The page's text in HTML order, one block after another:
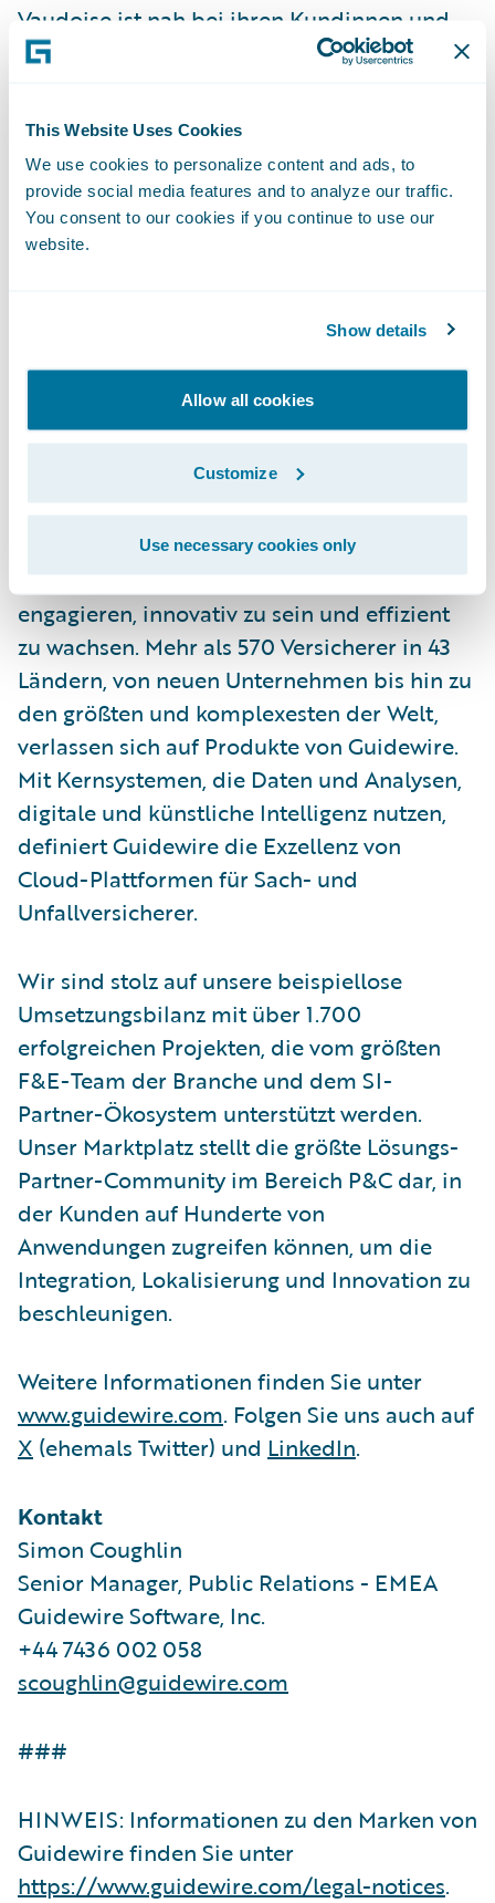
This Website Uses Cookies
We use cookies to personalize content and ads, to
provide social media features and to analyze our traffic.
You consent to our cookies if you continue to use our
website.
Show details
Allow all cookies
Customize
Use necessary cookies only
Vaudoise ist nah bei ihren Kundinnen und
Kunden, sowohl für die Beratung als auch
beschäftigt über 2 000 Mitarbeitende (VZÄ),
darunter sind rund 100 Lernende und
Personen in Ausbildung. Ganz im Sinne ihrer
genossenschaftlichen Wurzeln gibt die
Vaudoise ihren Kundinnen und Kunden
Prämienrückerstattungen weiter. In den
Versicherungen Holding AG sind an der SIX
Swiss Exchange kotiert (VAHN).
Über Guidewire Software
Guidewire ist die Plattform, der Sach- und
Unfallversicherer vertrauen, um sich zu
engagieren, innovativ zu sein und effizient
zu wachsen. Mehr als 570 Versicherer in 43
Ländern, von neuen Unternehmen bis hin zu
den größten und komplexesten der Welt,
verlassen sich auf Produkte von Guidewire.
Mit Kernsystemen, die Daten und Analysen,
digitale und künstliche Intelligenz nutzen,
definiert Guidewire die Exzellenz von
Cloud-Plattformen für Sach- und
Unfallversicherer.
Wir sind stolz auf unsere beispiellose
Umsetzungsbilanz mit über 1.700
erfolgreichen Projekten, die vom größten
F&E-Team der Branche und dem SI-
Partner-Ökosystem unterstützt werden.
Unser Marktplatz stellt die größte Lösungs-
Partner-Community im Bereich P&C dar, in
der Kunden auf Hunderte von
Anwendungen zugreifen können, um die
Integration, Lokalisierung und Innovation zu
beschleunigen.
Weitere Informationen finden Sie unter
www.guidewire.com. Folgen Sie uns auch auf
X (ehemals Twitter) und LinkedIn.
Kontakt
Simon Coughlin
Senior Manager, Public Relations - EMEA
Guidewire Software, Inc.
+44 7436 002 058
scoughlin@guidewire.com
###
HINWEIS: Informationen zu den Marken von
Guidewire finden Sie unter
https://www.guidewire.com/legal-notices.